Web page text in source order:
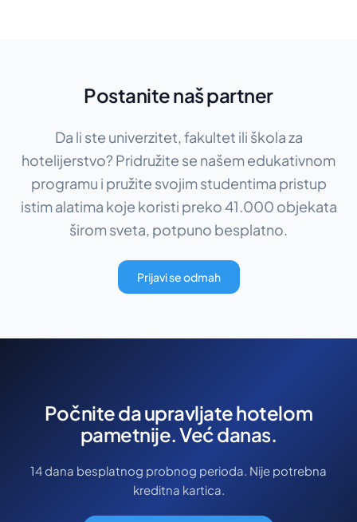
Postanite naš partner
Da li ste univerzitet, fakultet ili škola za
hotelijerstvo? Pridružite se našem edukativnom
programu i pružite svojim studentima pristup
istim alatima koje koristi preko 41.000 objekata
širom sveta, potpuno besplatno.
Prijavi se odmah
Počnite da upravljate hotelom
pametnije. Već danas.
14 dana besplatnog probnog perioda. Nije potrebna
kreditna kartica.